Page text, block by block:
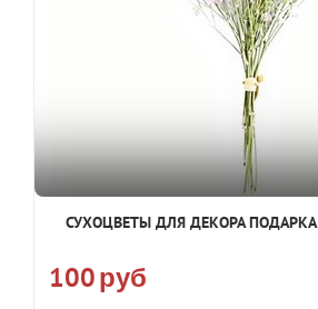
СУХОЦВЕТЫ ДЛЯ ДЕКОРА ПОДАРКА
100 руб